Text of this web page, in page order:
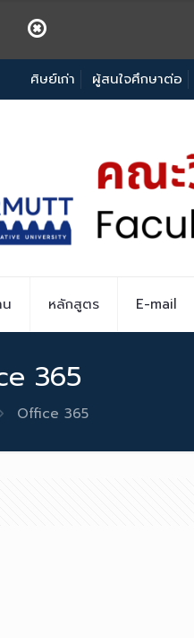
ศิษย์เก่า ผู้สนใจศึกษาต่อ
หลักสูตร E-mail
365
Office 365